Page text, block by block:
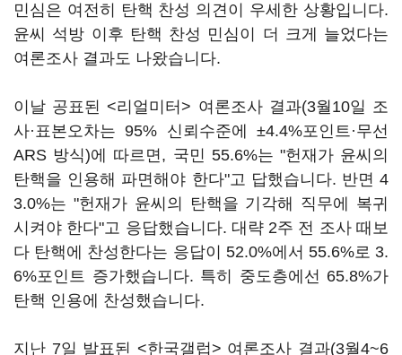
민심은 여전히 탄핵 찬성 의견이 우세한 상황입니다.
윤씨 석방 이후 탄핵 찬성 민심이 더 크게 늘었다는
여론조사 결과도 나왔습니다.
이날 공표된 <리얼미터> 여론조사 결과(3월10일 조
사·표본오차는 95% 신뢰수준에 ±4.4%포인트·무선
ARS 방식)에 따르면, 국민 55.6%는 "헌재가 윤씨의
탄핵을 인용해 파면해야 한다"고 답했습니다. 반면 4
3.0%는 "헌재가 윤씨의 탄핵을 기각해 직무에 복귀
시켜야 한다"고 응답했습니다. 대략 2주 전 조사 때보
다 탄핵에 찬성한다는 응답이 52.0%에서 55.6%로 3.
6%포인트 증가했습니다. 특히 중도층에선 65.8%가
탄핵 인용에 찬성했습니다.
지난 7일 발표된 <한국갤럽> 여론조사 결과(3월4~6